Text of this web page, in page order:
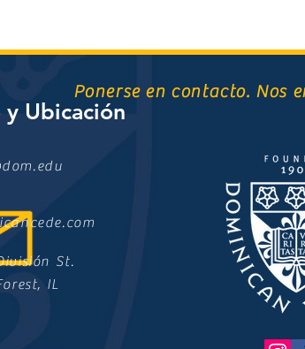
Ponerse en contacto. Nos
Ubicación
St.
IL